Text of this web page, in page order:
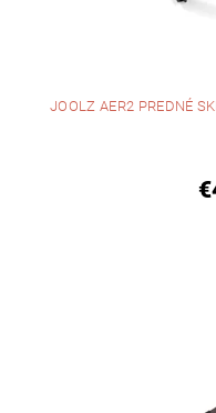
JOOLZ AER2 PREDNÉ